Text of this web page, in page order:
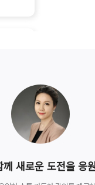
께 새로운 도전을 응